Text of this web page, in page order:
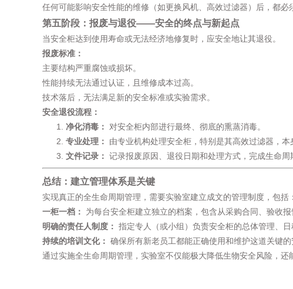
任何可能影响安全性能的维修（如更换风机、高效过滤器）后，都必
第五阶段：报废与退役——安全的终点与新起点
当安全柜达到使用寿命或无法经济地修复时，应安全地让其退役。
报废标准：
主要结构严重腐蚀或损坏。
性能持续无法通过认证，且维修成本过高。
技术落后，无法满足新的安全标准或实验需求。
安全退役流程：
净化消毒： ​ 对安全柜内部进行最终、彻底的熏蒸消毒。
专业处理：
由专业机构处理安全柜，特别是其高效过滤器，
文件记录：
记录报废原因、退役日期和处理方式，完成生命周
总结：建立管理体系是关键
实现真正的全生命周期管理，需要实验室建立成文的管理制度，包括：
一柜一档：
为每台安全柜建立独立的档案，包含从采购合同、验收
明确的责任人制度：
指定专人（或小组）负责安全柜的总体管理、日
持续的培训文化：
确保所有新老员工都能正确使用和维护这道关键的
通过实施全生命周期管理，实验室不仅能极大降低生物安全风险，